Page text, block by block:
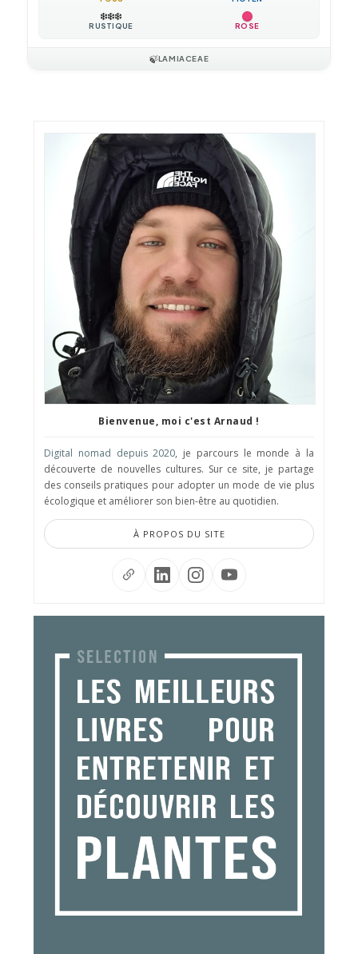
❄️❄️❄️
RUSTIQUE ROSE
🍃LAMIACEAE
Bienvenue, moi c'est Arnaud !
Digital nomad depuis 2020, je parcours le monde à la
découverte de nouvelles cultures. Sur ce site, je partage
des conseils pratiques pour adopter un mode de vie plus
écologique et améliorer son bien-être au quotidien.
À PROPOS DU SITE